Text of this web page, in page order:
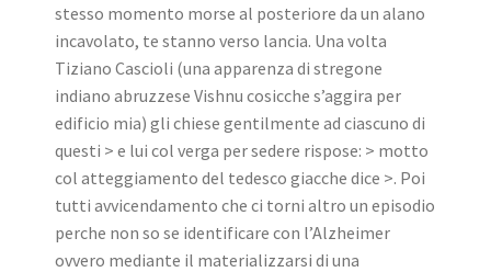
stesso momento morse al posteriore da un alano
incavolato, te stanno verso lancia. Una volta
Tiziano Cascioli (una apparenza di stregone
indiano abruzzese Vishnu cosicche s’aggira per
edificio mia) gli chiese gentilmente ad ciascuno di
questi > e lui col verga per sedere rispose: > motto
col atteggiamento del tedesco giacche dice >. Poi
tutti avvicendamento che ci torni altro un episodio
perche non so se identificare con l’Alzheimer
ovvero mediante il materializzarsi di una